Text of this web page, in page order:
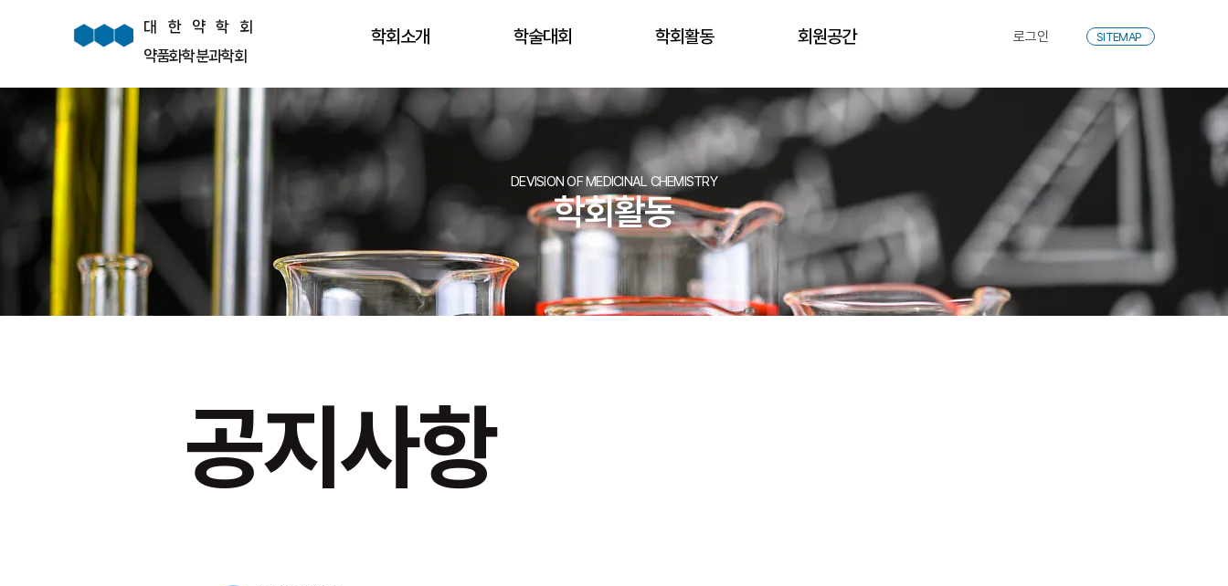
대한약학회
약품화학분과학회
학회소개 학술대회 학회활동 회원공간 로그인 SITEMAP
DEVISION OF MEDICINAL CHEMISTRY
​학회활동
공지사항